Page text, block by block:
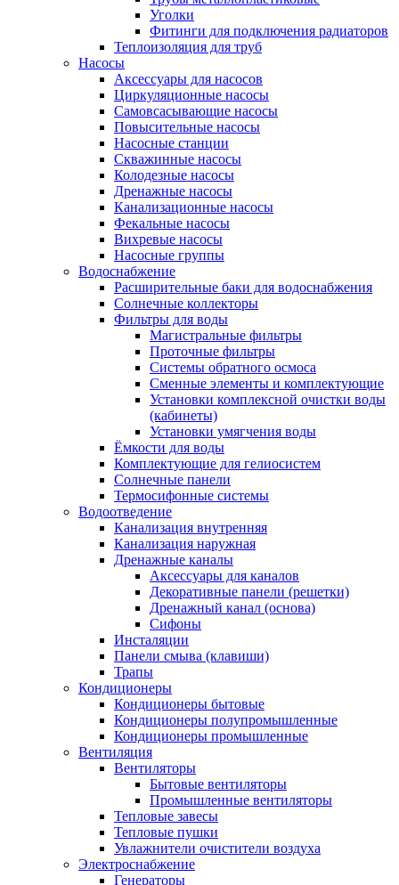
Уголки
Фитинги для подключения радиаторов
Теплоизоляция для труб
Насосы
Аксессуары для насосов
Циркуляционные насосы
Самовсасывающие насосы
Повысительные насосы
Насосные станции
Скважинные насосы
Колодезные насосы
Дренажные насосы
Канализационные насосы
Фекальные насосы
Вихревые насосы
Насосные группы
Водоснабжение
Расширительные баки для водоснабжения
Солнечные коллекторы
Фильтры для воды
Магистральные фильтры
Проточные фильтры
Системы обратного осмоса
Сменные элементы и комплектующие
Установки комплексной очистки воды
(кабинеты)
Установки умягчения воды
Ёмкости для воды
Комплектующие для гелиосистем
Солнечные панели
Термосифонные системы
Водоотведение
Канализация внутренняя
Канализация наружная
Дренажные каналы
Аксессуары для каналов
Декоративные панели (решетки)
Дренажный канал (основа)
Сифоны
Инсталяции
Панели смыва (клавиши)
Трапы
Кондиционеры
Кондиционеры бытовые
Кондиционеры полупромышленные
Кондиционеры промышленные
Вентиляция
Вентиляторы
Бытовые вентиляторы
Промышленные вентиляторы
Тепловые завесы
Тепловые пушки
Увлажнители очистители воздуха
Электроснабжение
Генераторы